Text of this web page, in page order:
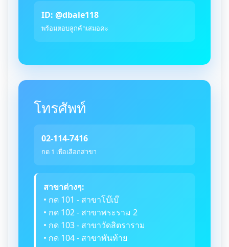
ID: @dbale118
พร้อมตอบลูกค้าเสมอค่ะ
โทรศัพท์
02-114-7416
กด 1 เพื่อเลือกสาขา
สาขาต่างๆ:
• กด 101 - สาขาโบ๊เบ๊
• กด 102 - สาขาพระราม 2
• กด 103 - สาขาวัดสิตราราม
• กด 104 - สาขาพันท้าย